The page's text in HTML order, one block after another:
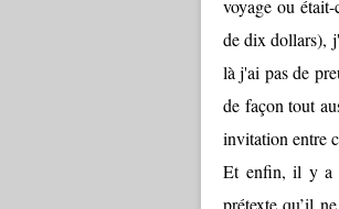
voyage ou
de dix dollars),
là j'ai pas de
de façon tout
invitation entre
Et enfin, il y a
prétexte qu’il